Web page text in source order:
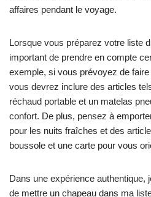
affaires pendant le voyage.
Lorsque vous préparez votre liste
important de prendre en compte
exemple, si vous prévoyez de
vous devrez inclure des articles
réchaud portable et un matelas
confort. De plus, pensez à
pour les nuits fraîches et des
boussole et une carte pour vous
Dans une expérience authentique,
de mettre un chapeau dans ma